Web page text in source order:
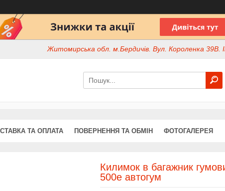
Житомирська обл. м.Бердичів. Вул. Короленка 39В.
ТА ОПЛАТА ПОВЕРНЕННЯ ТА ОБМІН ФОТОГАЛЕРЕЯ
Килимок в багажник
500e автогум